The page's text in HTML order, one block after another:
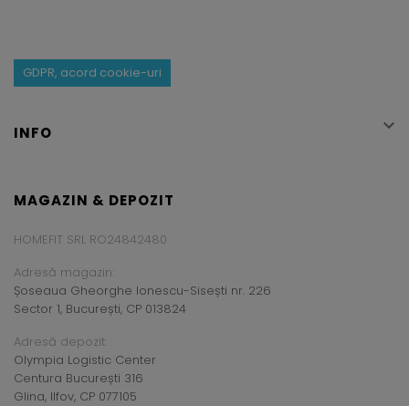
GDPR, acord cookie-uri
INFO 
MAGAZIN & DEPOZIT
HOMEFIT SRL RO24842480
Adresă magazin:
Șoseaua Gheorghe Ionescu-Sisești nr. 226
Sector 1, București, CP 013824
Adresă depozit:
Olympia Logistic Center
Centura București 316
Glina, Ilfov, CP 077105